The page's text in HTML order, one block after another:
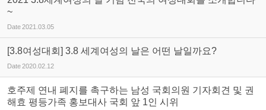
~
Date2021.03.05
[3.8여성대회] 3.8 세계여성의 날은 어떤 날일까요?
Date2020.02.12
호주제 연내 폐지를 촉구하는 남성 국회의원 기자회견 및 권
해효 평등가족 홍보대사 국회 앞 1인 시위